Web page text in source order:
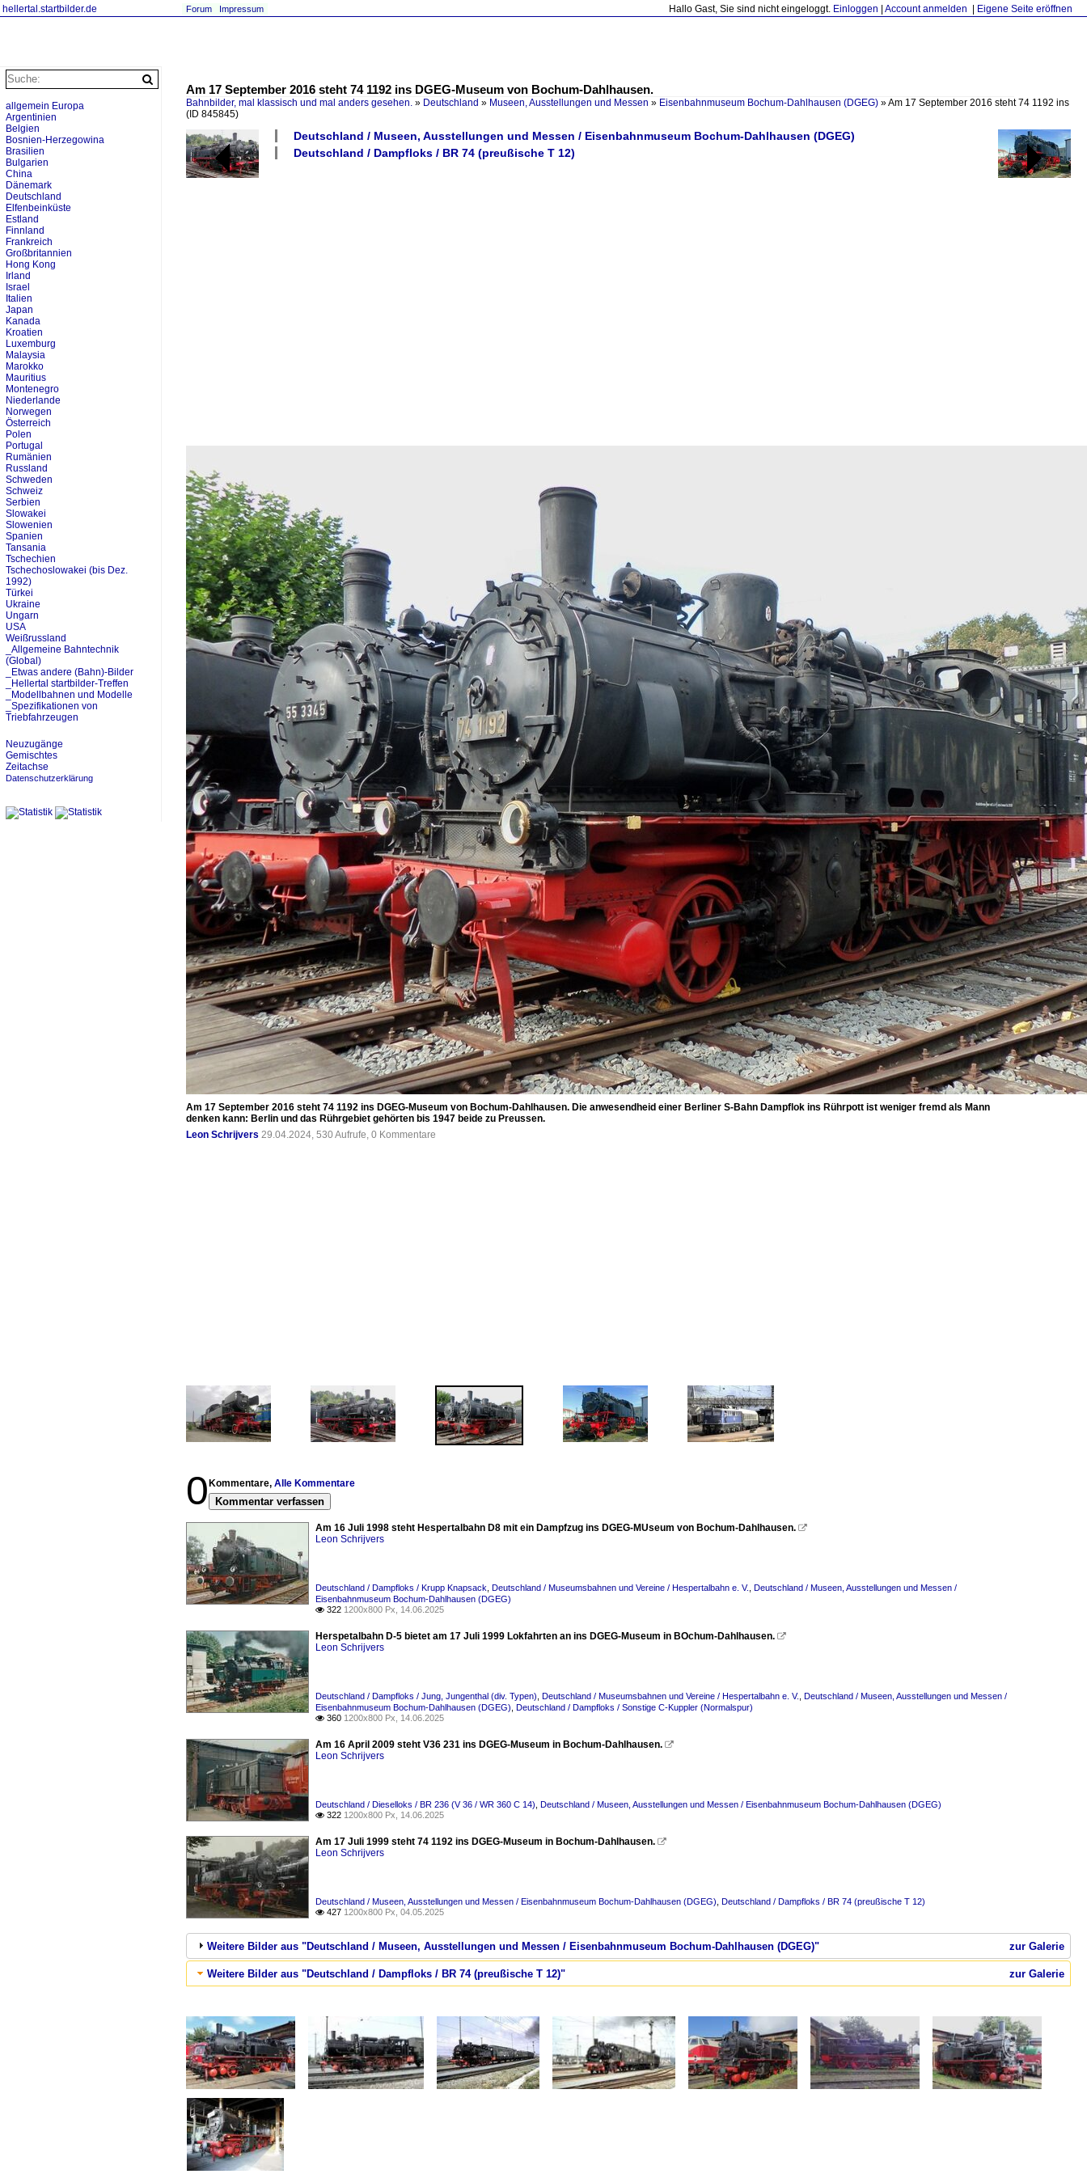
hellertal.startbilder.de Hallo Gast, Sie sind nicht eingeloggt. Einloggen Account anmelden Eigene Seite eröffnen
Forum Impressum
Am 17 September 2016 steht 74 1192 ins DGEG-Museum von Bochum-Dahlhausen.
Bahnbilder, mal klassisch und mal anders gesehen. » Deutschland » Museen, Ausstellungen und Messen » Eisenbahnmuseum Bochum-Dahlhausen (DGEG) »Am 17 September 2016 steht 74 1192 ins
(ID 845845)
Deutschland / Museen, Ausstellungen und Messen / Eisenbahnmuseum Bochum-Dahlhausen (DGEG)
Deutschland / Dampfloks / BR 74 (preußische T 12)
Am 17 September 2016 steht 74 1192 ins DGEG-Museum von Bochum-Dahlhausen. Die anwesendheid einer Berliner S-Bahn Dampflok ins Rührpott ist weniger fremd als Mann
denken kann: Berlin und das Rührgebiet gehörten bis 1947 beide zu Preussen.
Leon Schrijvers 29.04.2024, 530 Aufrufe, 0 Kommentare
0 Kommentare, Alle Kommentare
Kommentar verfassen
Am 16 Juli 1998 steht Hespertalbahn D8 mit ein Dampfzug ins DGEG-MUseum von Bochum-Dahlhausen. 
Leon Schrijvers
Deutschland / Dampfloks / Krupp Knapsack Deutschland / Museumsbahnen und Vereine / Hespertalbahn e. V. Deutschland / Museen, Ausstellungen und Messen /
Eisenbahnmuseum Bochum-Dahlhausen (DGEG)
 322 1200x800 Px, 14.06.2025
Herspetalbahn D-5 bietet am 17 Juli 1999 Lokfahrten an ins DGEG-Museum in BOchum-Dahlhausen. 
Leon Schrijvers
Deutschland / Dampfloks / Jung, Jungenthal (div. Typen) Deutschland / Museumsbahnen und Vereine / Hespertalbahn e. V. Deutschland / Museen, Ausstellungen und Messen /
Eisenbahnmuseum Bochum-Dahlhausen (DGEG) Deutschland / Dampfloks / Sonstige C-Kuppler (Normalspur)
 360 1200x800 Px, 14.06.2025
Am 16 April 2009 steht V36 231 ins DGEG-Museum in Bochum-Dahlhausen. 
Leon Schrijvers
Deutschland / Dieselloks / BR 236 (V 36 / WR 360 C 14) Deutschland / Museen, Ausstellungen und Messen / Eisenbahnmuseum Bochum-Dahlhausen (DGEG)
 322 1200x800 Px, 14.06.2025
Am 17 Juli 1999 steht 74 1192 ins DGEG-Museum in Bochum-Dahlhausen. 
Leon Schrijvers
Deutschland / Museen, Ausstellungen und Messen / Eisenbahnmuseum Bochum-Dahlhausen (DGEG) Deutschland / Dampfloks / BR 74 (preußische T 12)
 427 1200x800 Px, 04.05.2025
zur Galerie
Weitere Bilder aus "Deutschland / Museen, Ausstellungen und Messen / Eisenbahnmuseum Bochum-Dahlhausen (DGEG)"
zur Galerie
Weitere Bilder aus "Deutschland / Dampfloks / BR 74 (preußische T 12)"
allgemein Europa
Argentinien
Belgien
Bosnien-Herzegowina
Brasilien
Bulgarien
China
Dänemark
Deutschland
Elfenbeinküste
Estland
Finnland
Frankreich
Großbritannien
Hong Kong
Irland
Israel
Italien
Japan
Kanada
Kroatien
Luxemburg
Malaysia
Marokko
Mauritius
Montenegro
Niederlande
Norwegen
Österreich
Polen
Portugal
Rumänien
Russland
Schweden
Schweiz
Serbien
Slowakei
Slowenien
Spanien
Tansania
Tschechien
Tschechoslowakei (bis Dez.
1992)
Türkei
Ukraine
Ungarn
USA
Weißrussland
_Allgemeine Bahntechnik
(Global)
_Etwas andere (Bahn)-Bilder
_Hellertal startbilder-Treffen
_Modellbahnen und Modelle
_Spezifikationen von
Triebfahrzeugen
Neuzugänge
Gemischtes
Zeitachse
Datenschutzerklärung